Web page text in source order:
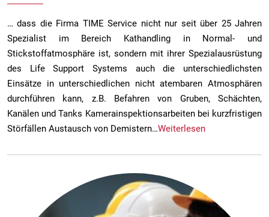
… dass die Firma TIME Service nicht nur seit über 25 Jahren
Spezialist im Bereich Kathandling in Normal- und
Stickstoffatmosphäre ist, sondern mit ihrer Spezialausrüstung
des Life Support Systems auch die unterschiedlichsten
Einsätze in unterschiedlichen nicht atembaren Atmosphären
durchführen kann, z.B. Befahren von Gruben, Schächten,
Kanälen und Tanks Kamerainspektionsarbeiten bei kurzfristigen
Störfällen Austausch von Demistern…Weiterlesen